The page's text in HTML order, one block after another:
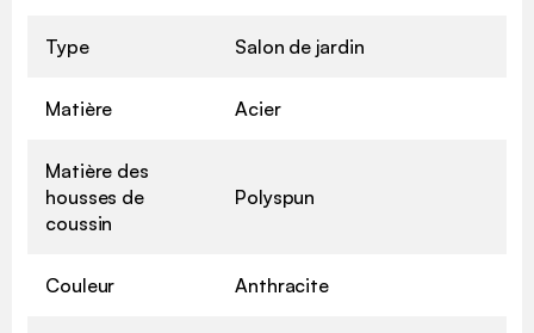
Type Salon de jardin
Matière Acier
Matière des
housses de
coussin
Polyspun
Couleur Anthracite